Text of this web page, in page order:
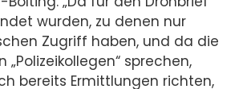
wurden, zu denen nur
Zugriff haben, und da die
„Polizeikollegen“ sprechen,
bereits Ermittlungen richten,